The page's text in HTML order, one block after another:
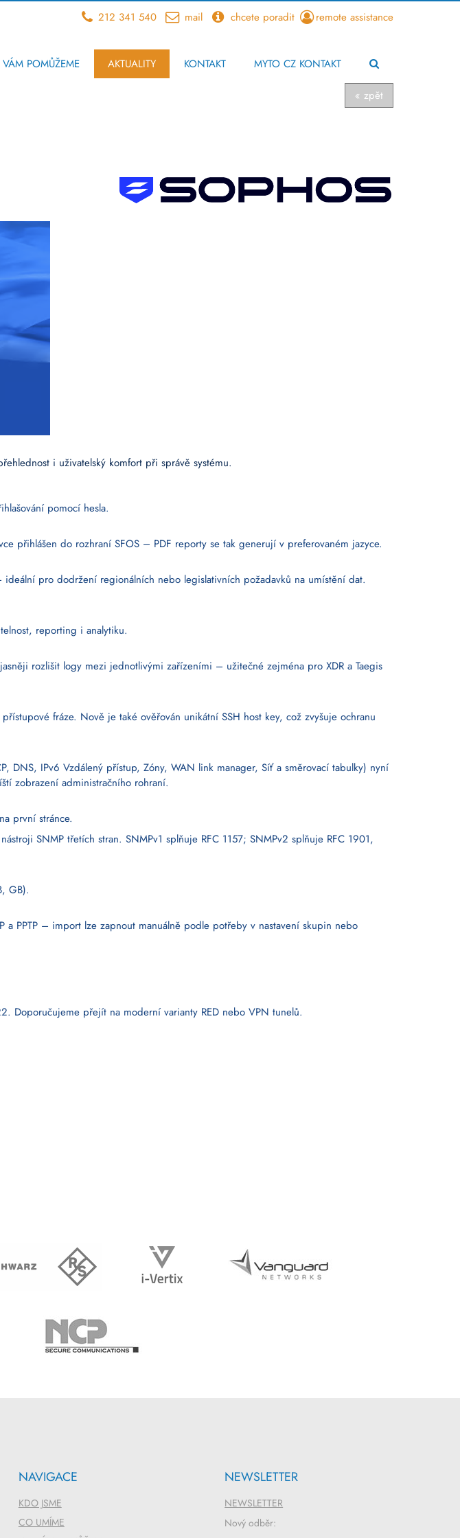
VÁM POMŮŽEME AKTUALITY KONTAKT MYTO CZ KONTAKT
212 341 540 mail chcete poradit remote assistance
« zpět
i uživatelský komfort při správě systému.
pomocí hesla.
přihlášen do rozhraní SFOS – PDF reporty se tak generují v preferovaném jazyce.
pro dodržení regionálních nebo legislativních požadavků na umístění dat.
reporting i analytiku.
rozlišit logy mezi jednotlivými zařízeními – užitečné zejména pro XDR a Taegis
fráze. Nově je také ověřován unikátní SSH host key, což zvyšuje ochranu
DNS, IPv6 Vzdálený přístup, Zóny, WAN link manager, Síť a směrovací tabulky) nyní
zobrazení administračního rohraní.
první stránce.
SNMP třetích stran. SNMPv1 splňuje RFC 1157; SNMPv2 splňuje RFC 1901,
GB).
PPTP – import lze zapnout manuálně podle potřeby v nastavení skupin nebo
Doporučujeme přejít na moderní varianty RED nebo VPN tunelů.
NAVIGACE
KDO JSME
CO UMÍME
NEWSLETTER
NEWSLETTER
Nový odběr: